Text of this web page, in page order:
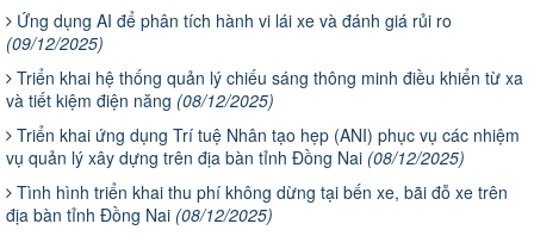
Ứng dụng AI để phân tích hành vi lái xe và đánh giá rủi ro
(09/12/2025)
Triển khai hệ thống quản lý chiếu sáng thông minh điều khiển từ xa
và tiết kiệm điện năng (08/12/2025)
Triển khai ứng dụng Trí tuệ Nhân tạo hẹp (ANI) phục vụ các nhiệm
vụ quản lý xây dựng trên địa bàn tỉnh Đồng Nai (08/12/2025)
Tình hình triển khai thu phí không dừng tại bến xe, bãi đỗ xe trên
địa bàn tỉnh Đồng Nai (08/12/2025)